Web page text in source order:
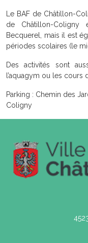
Le BAF de Châtillon-
de Châtillon-
Becquerel, mais il est
périodes scolaires (le
Des activités sont
l’aquagym ou les cours
Parking : Chemin des
Coligny